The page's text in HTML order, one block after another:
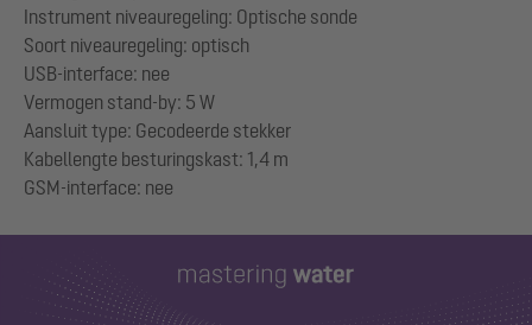
Instrument niveauregeling: Optische sonde
Soort niveauregeling: optisch
USB-interface: nee
Vermogen stand-by: 5 W
Aansluit type: Gecodeerde stekker
Kabellengte besturingskast: 1,4 m